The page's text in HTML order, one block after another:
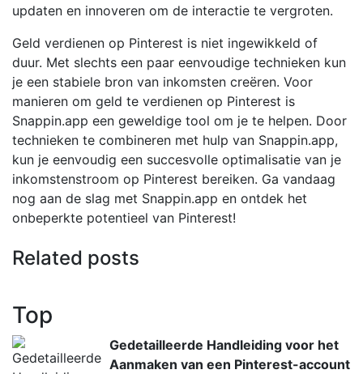
updaten en innoveren om de interactie te vergroten.
Geld verdienen op Pinterest is niet ingewikkeld of
duur. Met slechts een paar eenvoudige technieken kun
je een stabiele bron van inkomsten creëren. Voor
manieren om geld te verdienen op Pinterest is
Snappin.app een geweldige tool om je te helpen. Door
technieken te combineren met hulp van Snappin.app,
kun je eenvoudig een succesvolle optimalisatie van je
inkomstenstroom op Pinterest bereiken. Ga vandaag
nog aan de slag met Snappin.app en ontdek het
onbeperkte potentieel van Pinterest!
Related posts
Top
Gedetailleerde Handleiding voor het
Aanmaken van een Pinterest-account